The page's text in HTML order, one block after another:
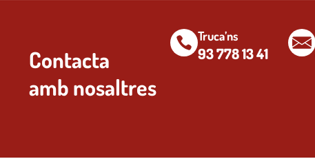
Contacta
amb nosaltres
Truca’ns
93 778 13 41